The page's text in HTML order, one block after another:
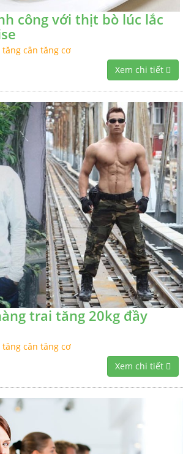
công với thịt bò lúc lắc
tăng cân tăng cơ
Xem chi tiết
trai tăng 20kg đầy
tăng cân tăng cơ
Xem chi tiết